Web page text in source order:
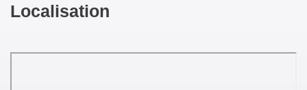
Localisation